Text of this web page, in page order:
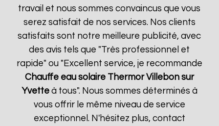
travail et nous sommes convaincus que vous
serez satisfait de nos services. Nos clients
satisfaits sont notre meilleure publicité, avec
des avis tels que "Très professionnel et
rapide" ou "Excellent service, je recommande
Chauffe eau solaire Thermor Villebon sur
Yvetteà tous". Nous sommes déterminés à
vous offrir le même niveau de service
exceptionnel. N'hésitez plus, contact